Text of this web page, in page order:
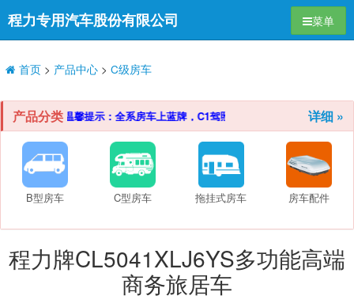
程力专用汽车股份有限公司 导航切换
菜单
首页> 产品中心> C级房车
产品分类
温馨提示：全系房车上蓝牌，C1驾照可开） 详细 »
B型房车 C型房车 拖挂式房车 房车配件
程力牌CL5041XLJ6YS多功能高端
商务旅居车